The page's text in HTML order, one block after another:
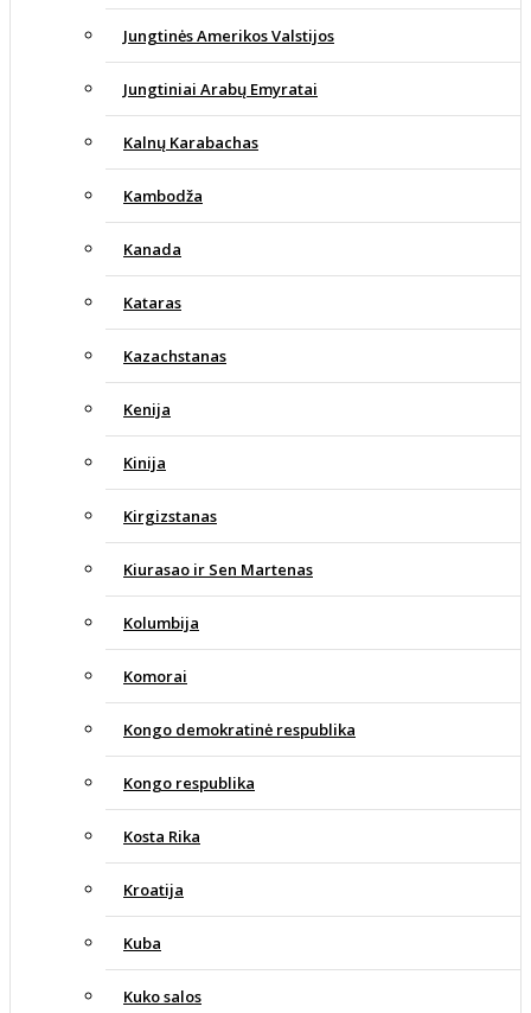
Jungtinės Amerikos Valstijos
Jungtiniai Arabų Emyratai
Kalnų Karabachas
Kambodža
Kanada
Kataras
Kazachstanas
Kenija
Kinija
Kirgizstanas
Kiurasao ir Sen Martenas
Kolumbija
Komorai
Kongo demokratinė respublika
Kongo respublika
Kosta Rika
Kroatija
Kuba
Kuko salos